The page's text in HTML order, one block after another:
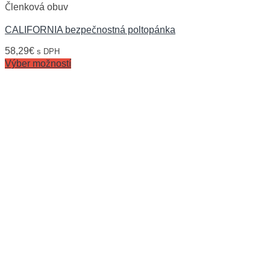
Členková obuv
CALIFORNIA bezpečnostná poltopánka
58,29€ s DPH
Výber možností